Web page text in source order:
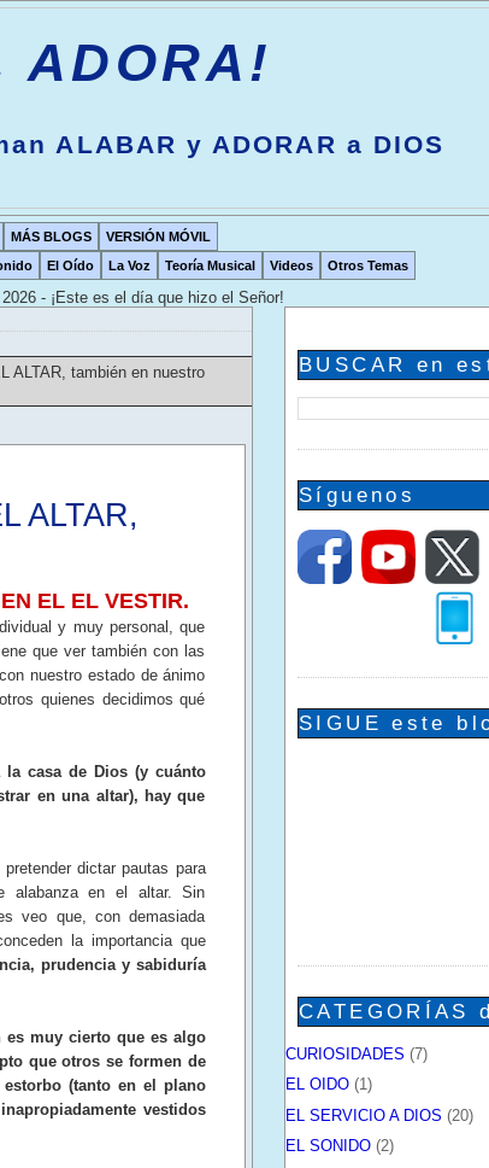
ADORA!
ALABAR y ADORAR a DIOS
MÁS BLOGS
VERSIÓN MÓVIL
El Oído La Voz Teoría Musical Videos Otros Temas
- ¡Este es el día que hizo el Señor!
ALTAR, también en nuestro
ALTAR,
EL EL VESTIR.
y muy personal, que
que ver también con las
nuestro estado de ánimo
quienes decidimos qué
casa de Dios (y cuánto
en una altar), hay que
dictar pautas para
alabanza en el altar. Sin
veo que, con demasiada
la importancia que
prudencia y sabiduría
es muy cierto que es algo
que otros se formen de
(tanto en el plano
vestidos
BUSCAR en
Síguenos
SIGUE este
CATEGORÍAS
CURIOSIDADES (7)
EL OIDO (1)
EL SERVICIO A DIOS (20)
EL SONIDO (2)